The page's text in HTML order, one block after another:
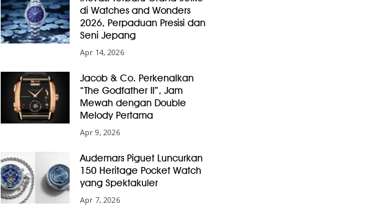
di Watches and Wonders
2026, Perpaduan Presisi dan
Seni Jepang
Apr 14, 2026
Jacob & Co. Perkenalkan
“The Godfather II”, Jam
Mewah dengan Double
Melody Pertama
Apr 9, 2026
Audemars Piguet Luncurkan
150 Heritage Pocket Watch
yang Spektakuler
Apr 7, 2026